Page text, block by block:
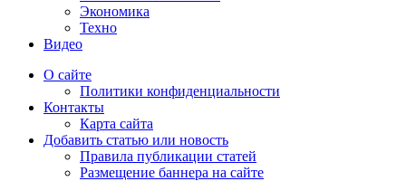
Экономика
Техно
Видео
О сайте
Политики конфиденциальности
Контакты
Карта сайта
Добавить статью или новость
Правила публикации статей
Размещение баннера на сайте